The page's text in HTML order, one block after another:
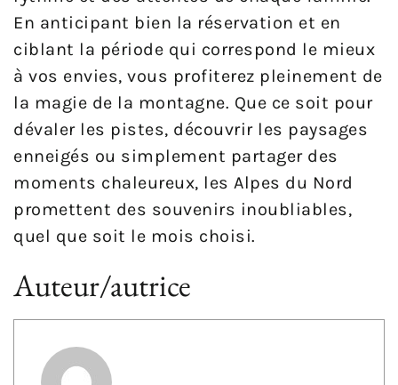
En anticipant bien la réservation et en
ciblant la période qui correspond le mieux
à vos envies, vous profiterez pleinement de
la magie de la montagne. Que ce soit pour
dévaler les pistes, découvrir les paysages
enneigés ou simplement partager des
moments chaleureux, les Alpes du Nord
promettent des souvenirs inoubliables,
quel que soit le mois choisi.
Auteur/autrice